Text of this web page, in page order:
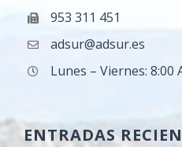
953 311 451
adsur@adsur.es
Lunes – Viernes: 8:00
ENTRADAS